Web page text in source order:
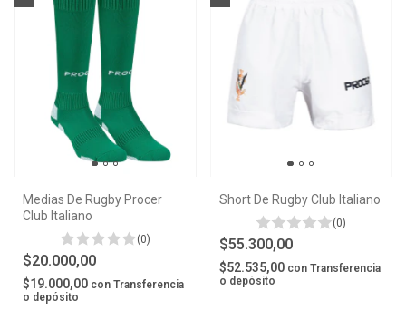
Medias De Rugby Procer
Club Italiano
(0)
$20.000,00
$19.000,00 con Transferencia
o depósito
Short De Rugby Club Italiano
(0)
$55.300,00
$52.535,00 con Transferencia
o depósito